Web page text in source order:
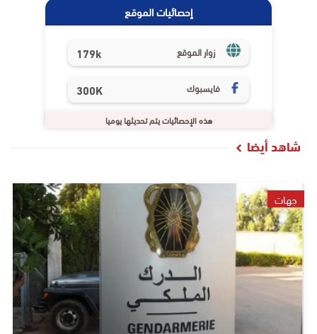
إحصائيات الموقع
زوار الموقع 179k
فايسبوك 300K
هذه الإحصائيات يتم تحديثها يوميا
شاهد أيضا
جهات